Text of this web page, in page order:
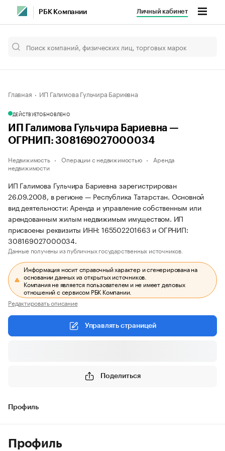
РБК Компании Личный кабинет
Главная ИП Галимова Гульчира Бариевна
ДЕЙСТВУЕТОБНОВЛЕНО
ИП Галимова Гульчира Бариевна —
ОГРНИП: 308169027000034
Недвижимость Операции с недвижимостью
Аренда
недвижимости
ИП Галимова Гульчира Бариевна зарегистрирован
26.09.2008, в регионе — Республика Татарстан. Основной
вид деятельности: Аренда и управление собственным или
арендованным жилым недвижимым имуществом. ИП
присвоены реквизиты ИНН: 165502201663 и ОГРНИП:
308169027000034.
Данные получены из публичных государственных источников.
Информация носит справочный характер и сгенерирована на
основании данных из открытых источников.
Компания не является пользователем и не имеет деловых
отношений с сервисом РБК Компании.
Редактировать описание
Управлять страницей
Поделиться
Профиль
Профиль